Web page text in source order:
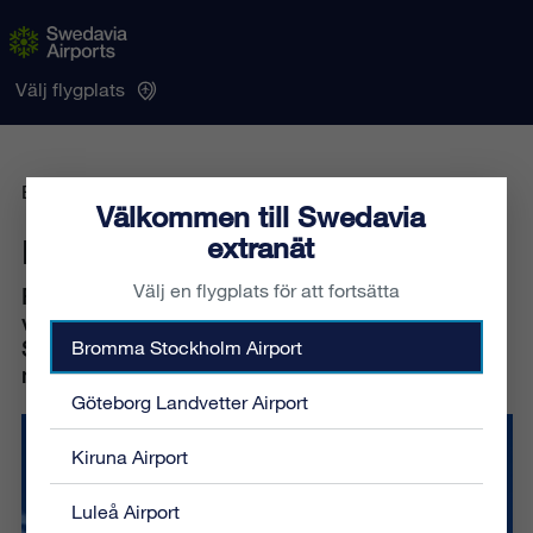
Välkommen till Swedavia
extranät
Välj en flygplats för att fortsätta
Bromma Stockholm Airport
Göteborg Landvetter Airport
Kiruna Airport
Luleå Airport
Välj flygplats
Ett nytt extranät har landat
Ett nytt extranät har landat
Från onsdag 6 maj finns här ett extranät i ny
version. Extranätet är, på många av
Swedavias flygplatser, en viktig kanal för att
nå ut till flygplatsaktörer och medarbetare.